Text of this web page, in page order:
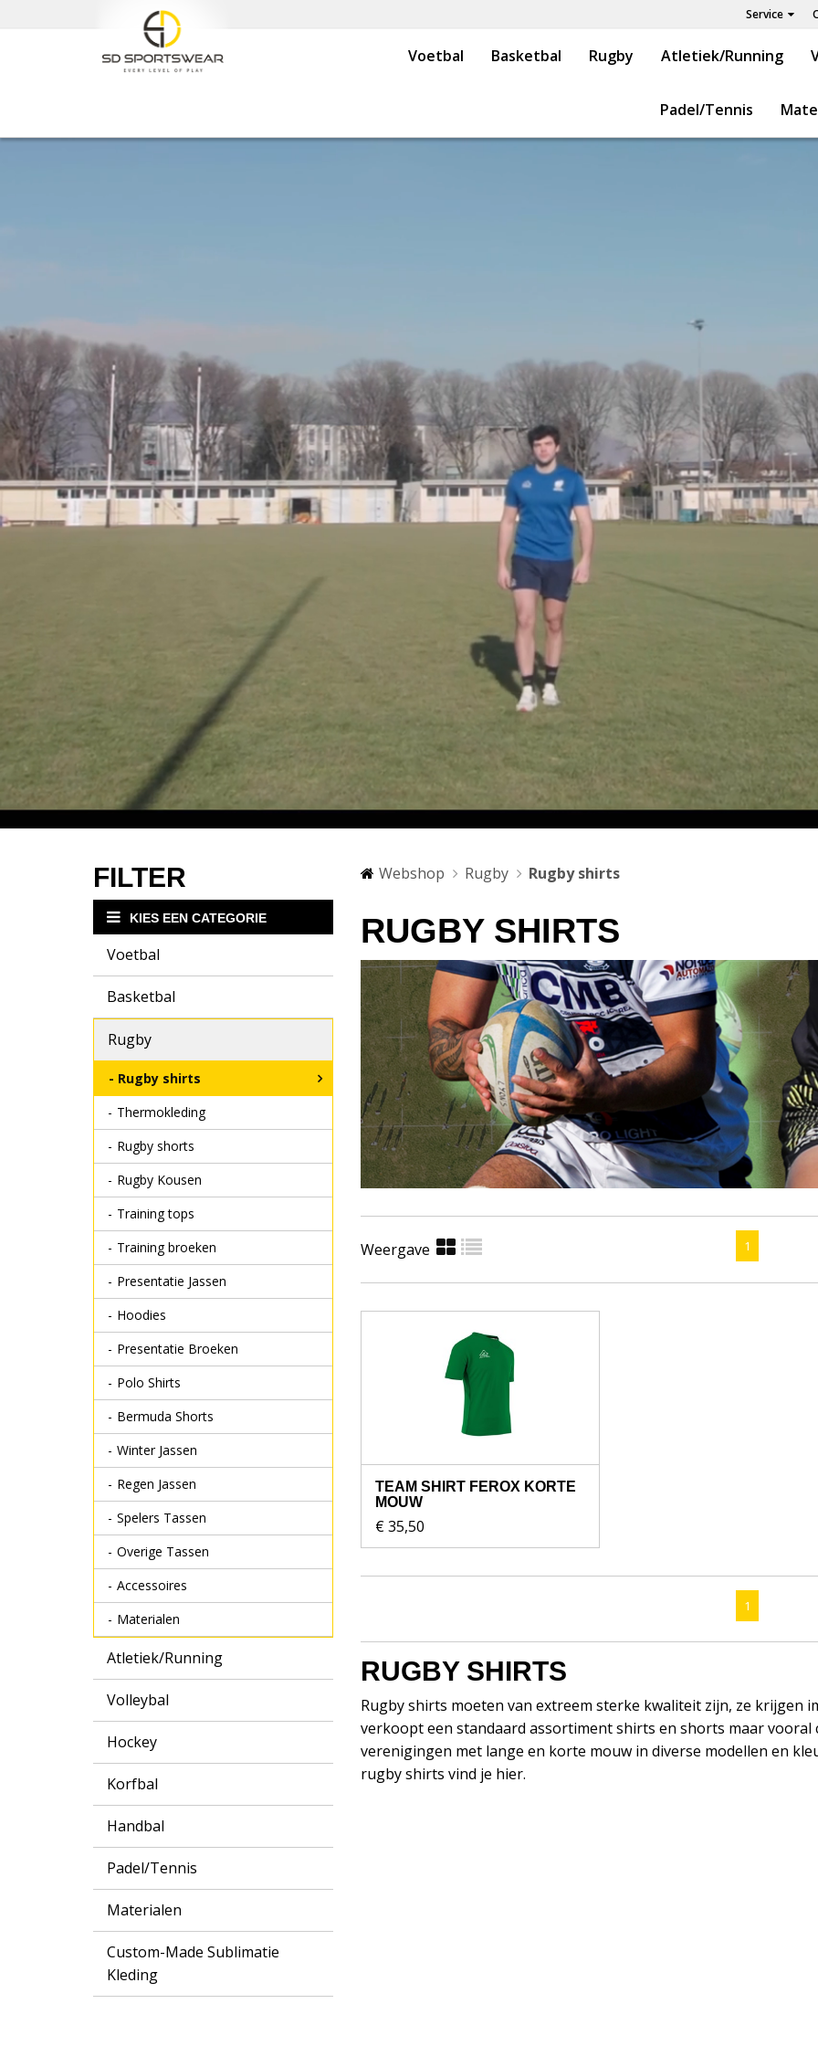
Service
Voetbal Basketbal Rugby Atletiek/Running
Padel/Tennis
FILTER
KIES EEN CATEGORIE
Voetbal
Basketbal
Rugby
Rugby shirts
Thermokleding
Rugby shorts
Rugby Kousen
Training tops
Training broeken
Presentatie Jassen
Hoodies
Presentatie Broeken
Polo Shirts
Bermuda Shorts
Winter Jassen
Regen Jassen
Spelers Tassen
Overige Tassen
Accessoires
Materialen
Atletiek/Running
Volleybal
Hockey
Korfbal
Handbal
Padel/Tennis
Materialen
Custom-Made Sublimatie
Kleding
Webshop Rugby Rugby shirts
RUGBY SHIRTS
Weergave 1
TEAM SHIRT FEROX KORTE
MOUW
€ 35,50
1
RUGBY SHIRTS
Rugby shirts moeten van extreem sterke kwaliteit zijn, ze krijgen
verkoopt een standaard assortiment shirts en shorts maar
verenigingen met lange en korte mouw in diverse modellen en
rugby shirts vind je hier.